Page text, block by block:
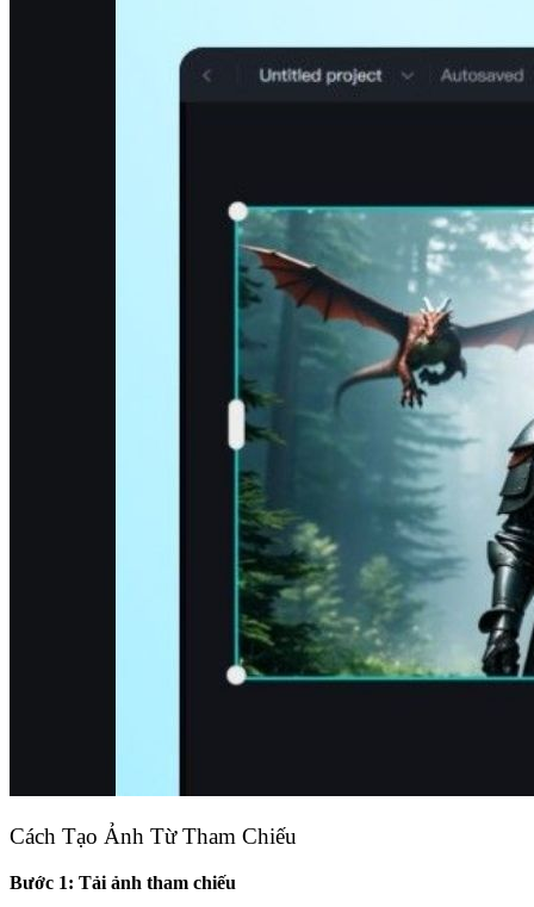
Cách Tạo Ảnh Từ Tham Chiếu
Bước 1: Tải ảnh tham chiếu